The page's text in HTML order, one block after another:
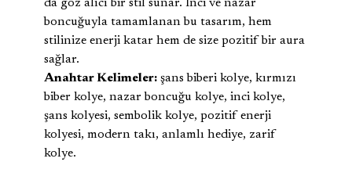
da göz alıcı bir stil sunar. İnci ve nazar
boncuğuyla tamamlanan bu tasarım, hem
stilinize enerji katar hem de size pozitif bir aura
sağlar.
Anahtar Kelimeler: şans biberi kolye, kırmızı
biber kolye, nazar boncuğu kolye, inci kolye,
şans kolyesi, sembolik kolye, pozitif enerji
kolyesi, modern takı, anlamlı hediye, zarif
kolye.